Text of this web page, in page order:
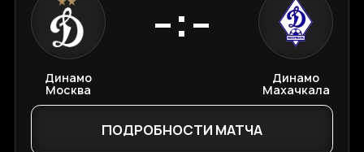
Динамо
Москва
-:-
Динамо
Махачкала
ПОДРОБНОСТИ МАТЧА